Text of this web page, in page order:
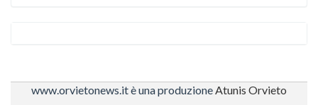
www.orvietonews.it è una produzione Atunis Orvieto